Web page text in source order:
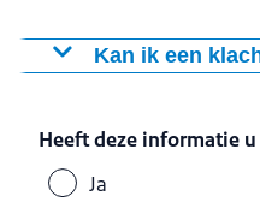
Kan ik een
Heeft deze informatie
Ja